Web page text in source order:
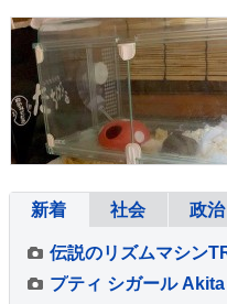
新着 社会 政治